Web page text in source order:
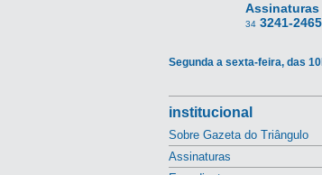
Assinaturas
34 3241-2465
Segunda a sexta-feira, das
institucional
Sobre Gazeta do Triângulo
Assinaturas